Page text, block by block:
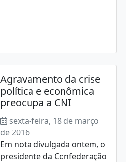
Agravamento da crise
política e econômica
preocupa a CNI
sexta-feira, 18 de março
de 2016
Em nota divulgada ontem, o
presidente da Confederação